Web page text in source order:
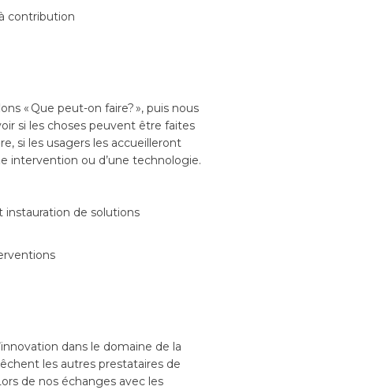
contribution
« Que peut-on faire? », puis nous
si les choses peuvent être faites
si les usagers les accueilleront
intervention ou d’une technologie.
instauration de solutions
dans le domaine de la
les autres prestataires de
de nos échanges avec les